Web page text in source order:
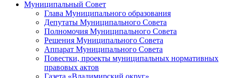
Муниципальный Совет
Глава Муниципального образования
Депутаты Муниципального Совета
Полномочия Муниципального Совета
Решения Муниципального Совета
Аппарат Муниципального Совета
Повестки, проекты муниципальных нормативных
правовых актов
Газета «Владимирский округ»